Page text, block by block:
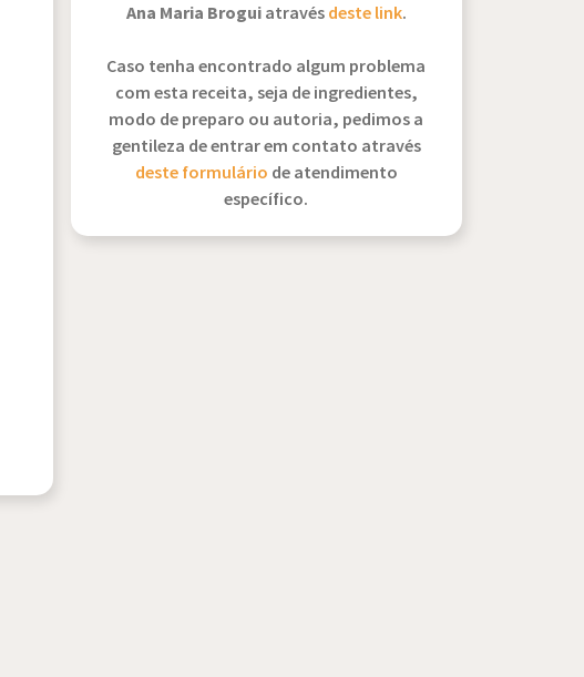
Ana Maria Broguiatravésdeste link.
Caso tenha encontrado algum problema
com esta receita, seja de ingredientes,
modo de preparo ou autoria, pedimos a
gentileza de entrar em contato através
deste formulário de atendimento
específico.